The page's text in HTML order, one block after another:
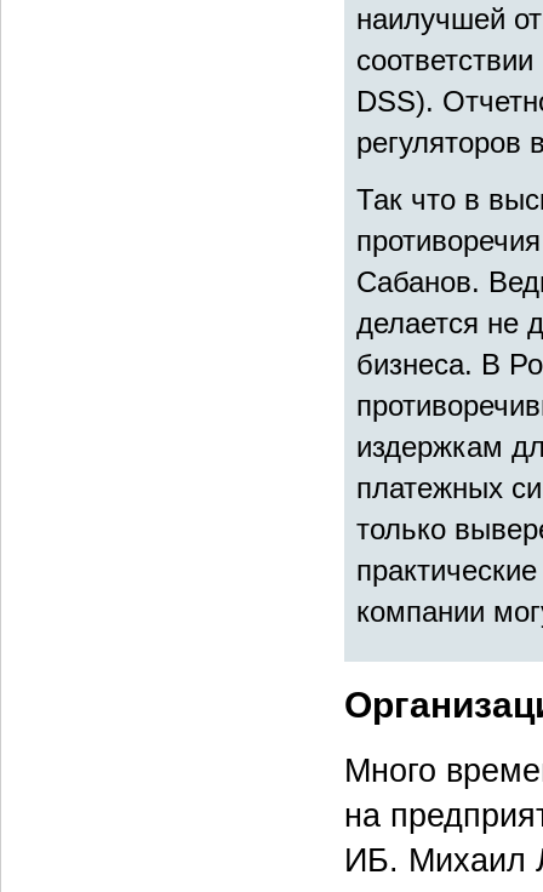
наилучшей
DSS).
регуляторов
Так что в
Сабанов.
делается не
бизнеса. В
издержкам
платежных
только
компании
Много
на
ИБ. Михаил